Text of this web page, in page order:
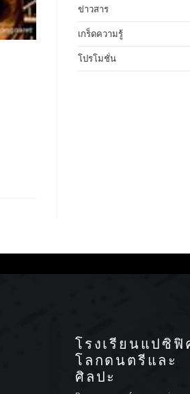
ข่าวสาร
เกร็ดความรู้
โปรโมชั่น
โรงเรียนแปซิฟิ
โลกดนตรีและ
ศิลปะ